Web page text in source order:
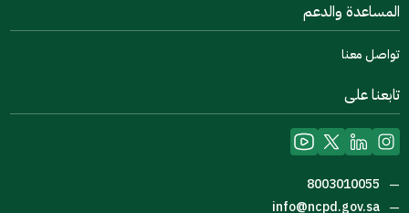
المساعدة والدعم
تواصل معنا
تابعنا على
—
—
info@ncpd.gov.sa